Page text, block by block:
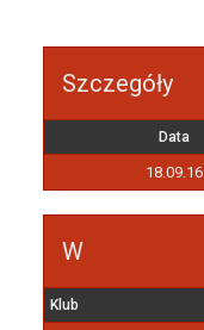
Szczegóły
Data
18.09.16
W
Klub